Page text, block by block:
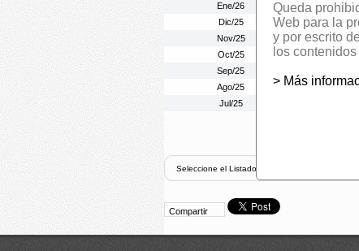
Ene/26
Dic/25
Nov/25
Oct/25
Sep/25
Ago/25
Jul/25
Compartir
Queda
Web para la
y por escrito
los
> Más